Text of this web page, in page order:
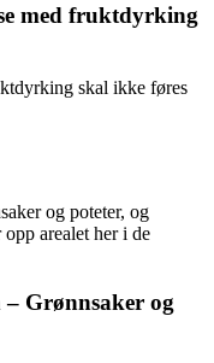
med fruktdyrking
skal ikke føres
og poteter, og
arealet her i de
Grønnsaker og